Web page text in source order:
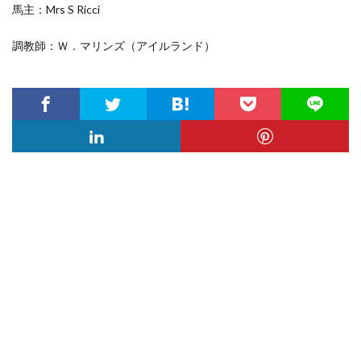
馬主：Mrs S Ricci
調教師：Ｗ．マリンズ（アイルランド）